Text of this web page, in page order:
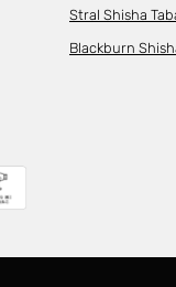
Stral Shisha
Blackburn